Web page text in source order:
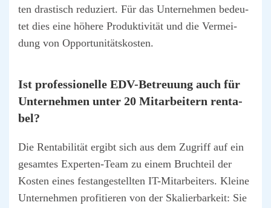
ten dras­tisch redu­ziert. Für das Unter­neh­men bedeu­
tet dies eine höhe­re Pro­duk­ti­vi­tät und die Ver­mei­
dung von Oppor­tu­ni­täts­kos­ten.
Ist pro­fes­sio­nel­le EDV-Betreu­ung auch für
Unter­neh­men unter 20 Mit­ar­bei­tern ren­ta­
bel?
Die Ren­ta­bi­li­tät ergibt sich aus dem Zugriff auf ein
gesam­tes Exper­ten-Team zu einem Bruch­teil der
Kos­ten eines fest­an­ge­stell­ten IT-Mit­ar­bei­ters. Klei­ne
Unter­neh­men pro­fi­tie­ren von der Ska­lier­bar­keit: Sie